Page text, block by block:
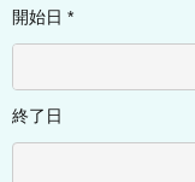
開始日 *
終了日